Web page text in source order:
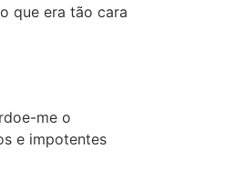
que era tão cara
me o
e impotentes